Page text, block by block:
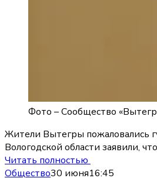
Фото –Сообщество
Жители Вытегры пожаловались
Вологодской области заявили,
Читать полностью
Общество30 июня16:45